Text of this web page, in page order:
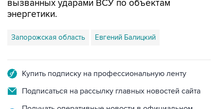
Запорожская область
Подписаться на рассылку главных новостей сайта
Получать оперативные новости в официальном
канале